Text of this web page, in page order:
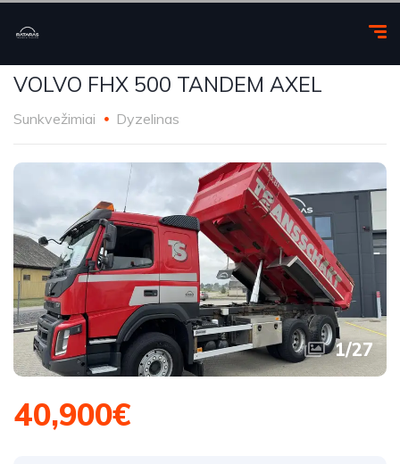
VOLVO FHX 500 TANDEM AXEL
Sunkvežimiai Dyzelinas
1/27
40,900€